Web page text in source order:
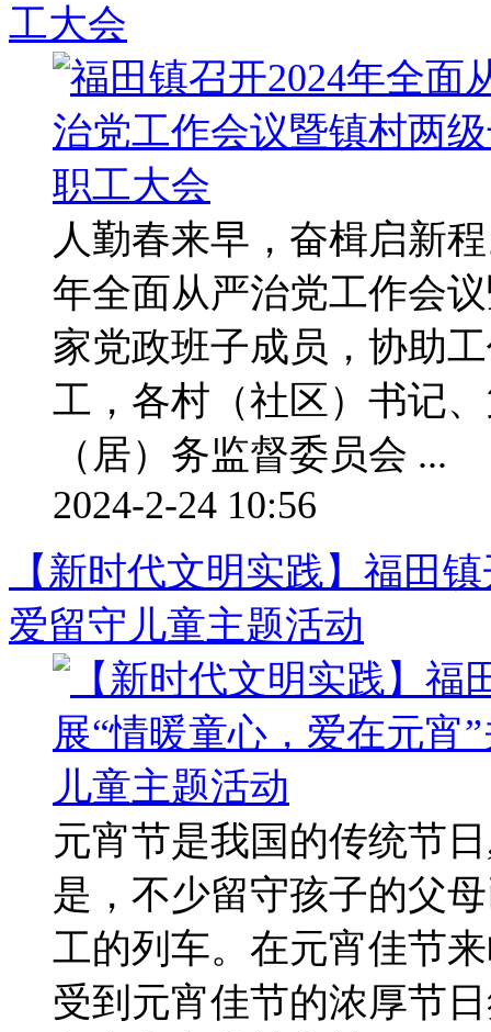
工大会
人勤春来早，奋楫启新
年全面从严治党工作会
家党政班子成员，协助
工，各村（社区）书记
（居）务监督委员会 ...
2024-2-24 10:56
【新时代文明实践】福田
爱留守儿童主题活动
元宵节是我国的传统节
是，不少留守孩子的父
工的列车。在元宵佳节
受到元宵佳节的浓厚节